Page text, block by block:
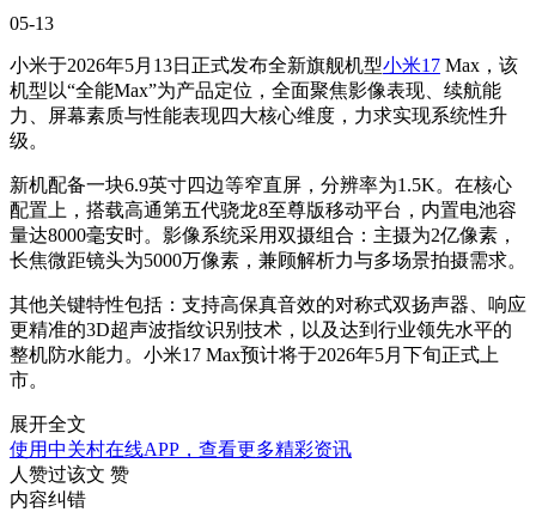
05-13
小米于2026年5月13日正式发布全新旗舰机型小米17 Max，该
机型以“全能Max”为产品定位，全面聚焦影像表现、续航能
力、屏幕素质与性能表现四大核心维度，力求实现系统性升
级。
新机配备一块6.9英寸四边等窄直屏，分辨率为1.5K。在核心
配置上，搭载高通第五代骁龙8至尊版移动平台，内置电池容
量达8000毫安时。影像系统采用双摄组合：主摄为2亿像素，
长焦微距镜头为5000万像素，兼顾解析力与多场景拍摄需求。
其他关键特性包括：支持高保真音效的对称式双扬声器、响应
更精准的3D超声波指纹识别技术，以及达到行业领先水平的
整机防水能力。小米17 Max预计将于2026年5月下旬正式上
市。
展开全文
使用中关村在线APP，查看更多精彩资讯
人赞过该文 赞
内容纠错